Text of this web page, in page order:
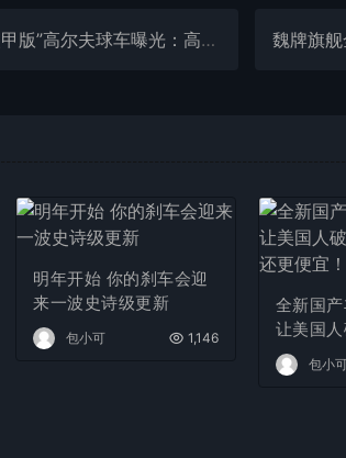
高尔夫球车曝光：高尔夫一号
明年开始 你的刹车会迎
来一波史诗级更新
包小可 1,146
全新国
让美国
得多 还
包小